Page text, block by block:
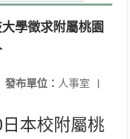
學徵求附屬桃園
發布單位： 人事室 |
本校附屬桃